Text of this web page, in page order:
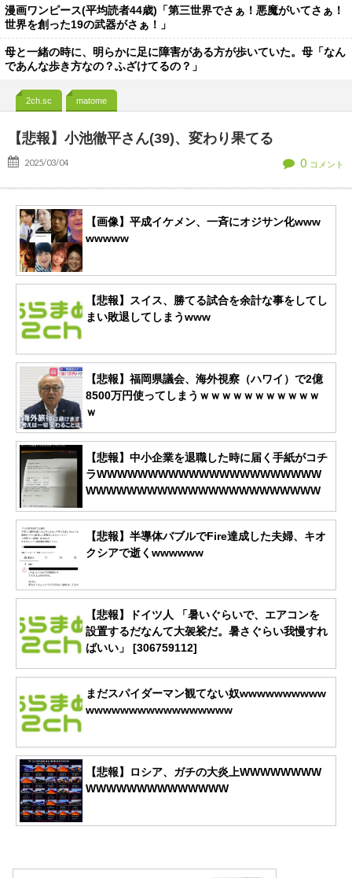
漫画ワンピース(平均読者44歳)「第三世界でさぁ！悪魔がいてさぁ！
世界を創った19の武器がさぁ！」
母と一緒の時に、明らかに足に障害がある方が歩いていた。母「なん
であんな歩き方なの？ふざけてるの？」
2ch.sc matome
【悲報】小池徹平さん(39)、変わり果てる
2025/03/04 0 コメント
【画像】平成イケメン、一斉にオジサン化www
wwwww
【悲報】スイス、勝てる試合を余計な事をしてし
まい敗退してしまうwww
【悲報】福岡県議会、海外視察（ハワイ）で2億
8500万円使ってしまうｗｗｗｗｗｗｗｗｗｗｗ
ｗ
【悲報】中小企業を退職した時に届く手紙がコチ
ラWWWWWWWWWWWWWWWWWWWWWW
WWWWWWWWWWWWWWWWWWWWWWW
【悲報】半導体バブルでFire達成した夫婦、キオ
クシアで逝くwwwwww
【悲報】ドイツ人 「暑いぐらいで、エアコンを
設置するだなんて大袈裟だ。暑さぐらい我慢すれ
ばいい」 [306759112]
まだスパイダーマン観てない奴wwwwwwwwww
wwwwwwwwwwwwwwwww
【悲報】ロシア、ガチの大炎上WWWWWWWW
WWWWWWWWWWWWWW